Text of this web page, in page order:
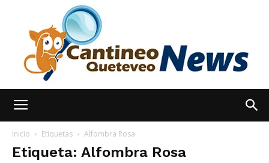
Inicio Etiquetas Alfombra Rosa
Etiqueta: Alfombra Rosa